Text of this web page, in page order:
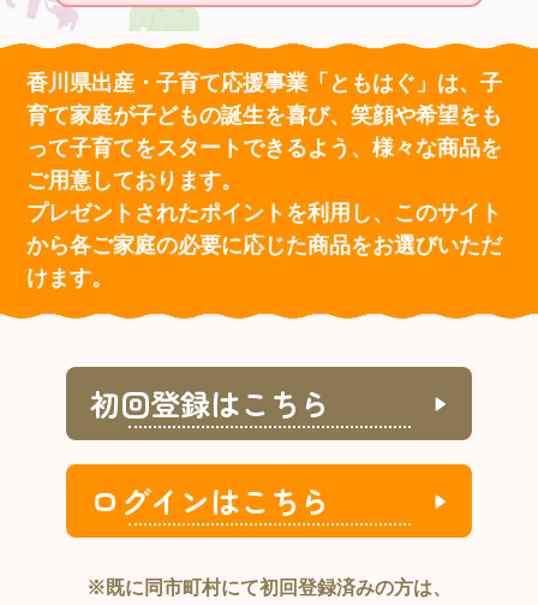
香川県出産・子育て応援事業「ともはぐ」は、子
育て家庭が子どもの誕生を喜び、笑顔や希望をも
って子育てをスタートできるよう、様々な商品を
ご用意しております。
プレゼントされたポイントを利用し、このサイト
から各ご家庭の必要に応じた商品をお選びいただ
けます。
初回登録はこちら
ログインはこちら
※既に同市町村にて初回登録済みの方は、